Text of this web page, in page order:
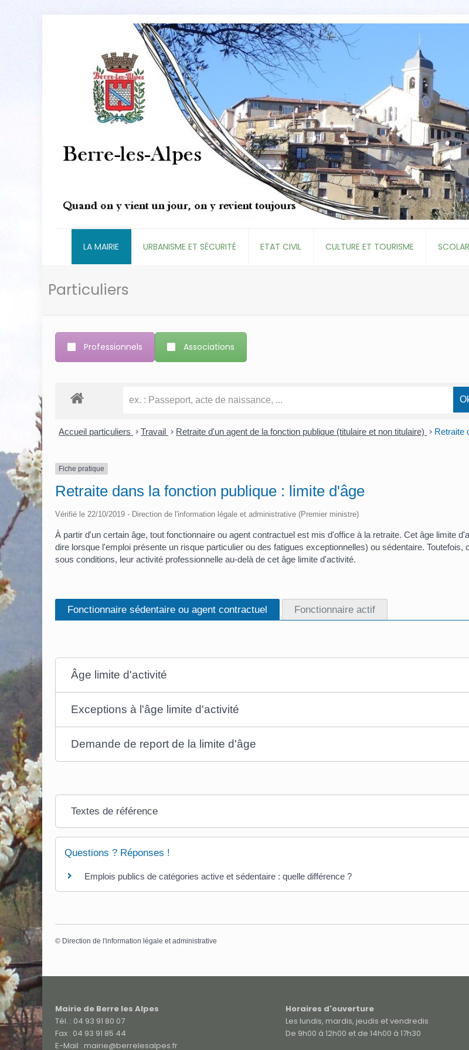
LA MAIRIE URBANISME ET SÉCURITÉ ETAT CIVIL CULTURE ET TOURISME
Particuliers
Professionnels Associations
Accueil particuliers > Travail > Retraite d'un agent de la fonction publique (titulaire et non titulaire) > Retraite
Fiche pratique
Retraite dans la fonction publique : limite d'âge
Vérifié le 22/10/2019 - Direction de l'information légale et administrative (Premier ministre)
À partir d'un certain âge, tout fonctionnaire ou agent contractuel est mis d'office à la retraite. Cet âge limite
dire lorsque l'emploi présente un risque particulier ou des fatigues exceptionnelles) ou sédentaire.
sous conditions, leur activité professionnelle au-delà de cet âge limite d'activité.
Fonctionnaire sédentaire ou agent contractuel Fonctionnaire actif
Âge limite d'activité
Exceptions à l'âge limite d'activité
Demande de report de la limite d'âge
Textes de référence
Questions ? Réponses !
Emplois publics de catégories active et sédentaire : quelle différence ?
© Direction de l'information légale et administrative
Mairie de Berre les Alpes
Tél. : 04 93 91 80 07
Fax : 04 93 91 85 44
E-Mail : mairie@berrelesalpes.fr
Horaires d'ouverture
Les lundis, mardis, jeudis et vendredis
De 9h00 à 12h00 et de 14h00 à 17h30